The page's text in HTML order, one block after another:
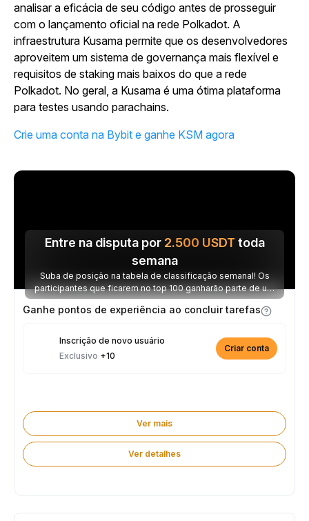
analisar a eficácia de seu código antes de prosseguir
com o lançamento oficial na rede Polkadot. A
infraestrutura Kusama permite que os desenvolvedores
aproveitem um sistema de governança mais flexível e
requisitos de staking mais baixos do que a rede
Polkadot. No geral, a Kusama é uma ótima plataforma
para testes usando parachains.
Crie uma conta na Bybit e ganhe KSM agora
Entre na disputa por 2.500 USDT toda
semana
Suba de posição na tabela de classificação semanal! Os
participantes que ficarem no top 100 ganharão parte de um
prêmio de 2.500 USDT toda semana.
Ganhe pontos de experiência ao concluir tarefas
Inscrição de novo usuário
Exclusivo +10
Criar conta
Ver mais
Ver detalhes